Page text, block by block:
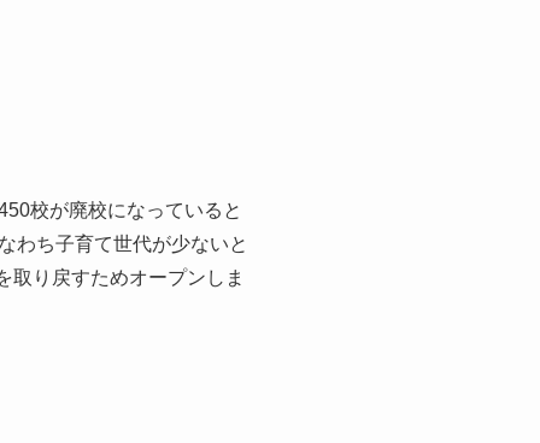
校が廃校になっていると
わち子育て世代が少ないと
取り戻すためオープンしま